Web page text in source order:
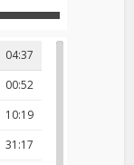
04:37
00:52
10:19
31:17